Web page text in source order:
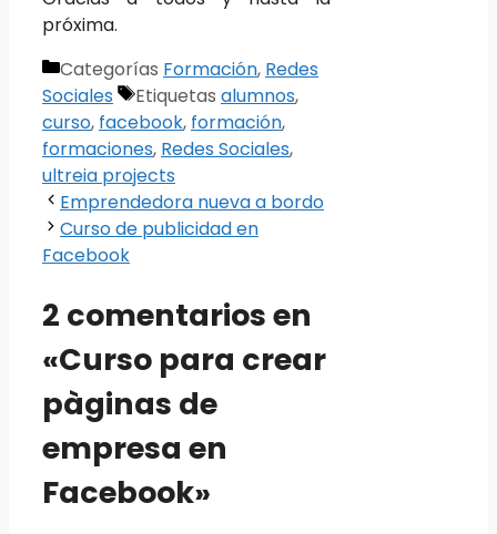
próxima.
Categorías Formación, Redes
Sociales
Etiquetas alumnos,
curso, facebook, formación,
formaciones, Redes Sociales,
ultreia projects
Emprendedora nueva a bordo
Curso de publicidad en
Facebook
2 comentarios en
«Curso para crear
pàginas de
empresa en
Facebook»